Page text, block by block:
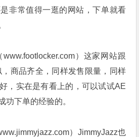
非常值得一逛的网站，下单就看
）这家网站跟
，商品齐全，同样发售限量，同样
，实在是有看上的，可以试试AE
功下单的经验的。
）JimmyJazz也